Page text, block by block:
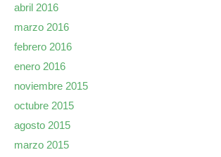
abril 2016
marzo 2016
febrero 2016
enero 2016
noviembre 2015
octubre 2015
agosto 2015
marzo 2015